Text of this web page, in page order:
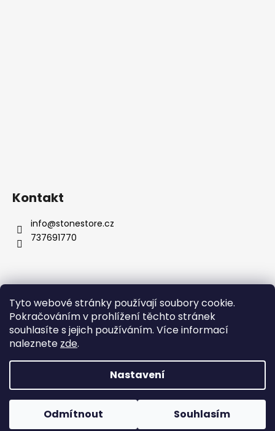
Tyto webové stránky používají soubory cookie.
Pokračováním v prohlížení těchto stránek
souhlasíte s jejich používáním. Více informací
naleznete zde.
Nastavení
Odmítnout Souhlasím
Kontakt
info@stonestore.cz
737691770
Obchodní podmínky Podmínky ochrany osobních údajů
Velkoobchod
Kontakty
Copyright 2026STONESTORE. Všechna práva vyhrazena.
Upravit nastavení cookies